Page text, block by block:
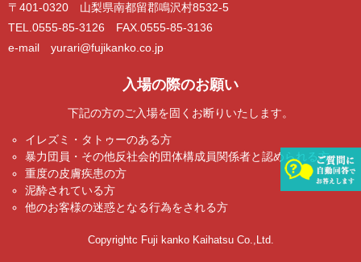
〒401-0320 山梨県南都留郡鳴沢村8532-5
TEL.0555-85-3126 FAX.0555-85-3136
e-mail yurari@fujikanko.co.jp
入場の際のお願い
下記の方のご入場を固くお断りいたします。
イレズミ・タトゥーのある方
暴力団員・その他反社会的団体構成員関係者と認められる方
重度の皮膚疾患の方
泥酔されている方
他のお客様の迷惑となる行為をされる方
Copyrightc Fuji kanko Kaihatsu Co.,Ltd.